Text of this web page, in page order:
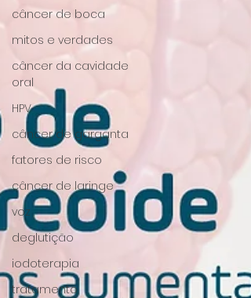
câncer de boca
mitos e verdades
câncer da cavidade
oral
HPV
câncer de garganta
fatores de risco
câncer de laringe
voz
deglutição
iodoterapia
tratamento